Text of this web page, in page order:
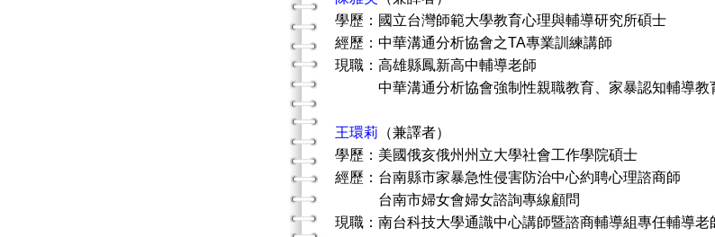
學歷：國立台灣師範大學教育心理與輔導研究所碩士
經歷：中華溝通分析協會之TA專業訓練講師
現職：高雄縣鳳新高中輔導老師
中華溝通分析協會強制性親職教育、家暴認知輔導教
王環莉 （兼譯者）
學歷：美國俄亥俄州州立大學社會工作學院碩士
經歷：台南縣市家暴急性侵害防治中心約聘心理諮商師
台南市婦女會婦女諮詢專線顧問
現職：南台科技大學通識中心講師暨諮商輔導組專任輔導老